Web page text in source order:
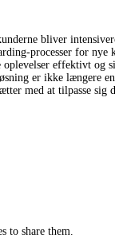
bliver
processer for
effektivt
er ikke længere
med at tilpasse
to share them.